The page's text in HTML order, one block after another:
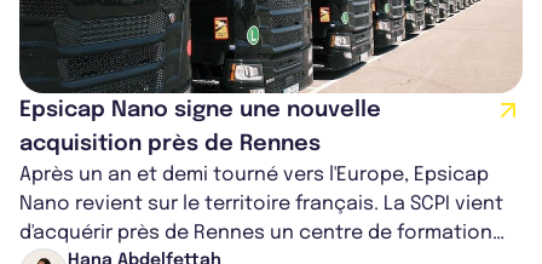
Epsicap Nano signe une nouvelle
acquisition près de Rennes
Après un an et demi tourné vers l'Europe, Epsicap
Nano revient sur le territoire français. La SCPI vient
d'acquérir près de Rennes un centre de formation
Hana Abdelfettah